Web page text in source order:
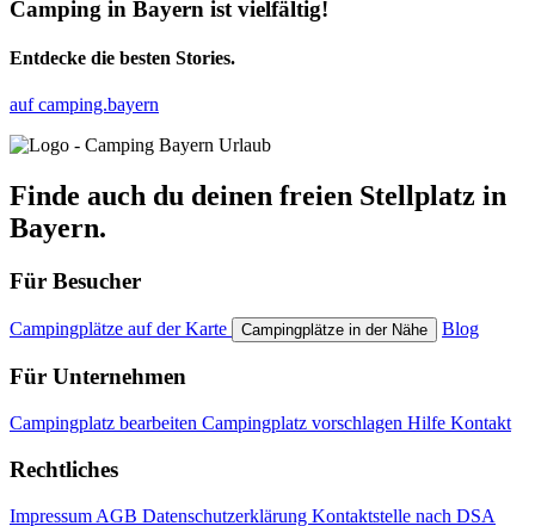
Camping in Bayern ist vielfältig!
Entdecke die besten Stories.
auf camping.bayern
Finde auch du deinen freien Stellplatz in
Bayern.
Für Besucher
Campingplätze auf der Karte Campingplätze in der Nähe Blog
Für Unternehmen
Campingplatz bearbeiten Campingplatz vorschlagen Hilfe Kontakt
Rechtliches
Impressum AGB Datenschutzerklärung Kontaktstelle nach DSA